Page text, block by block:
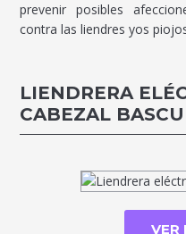
prevenir posibles
contra las liendres yos
LIENDRERA
CABEZAL
VER